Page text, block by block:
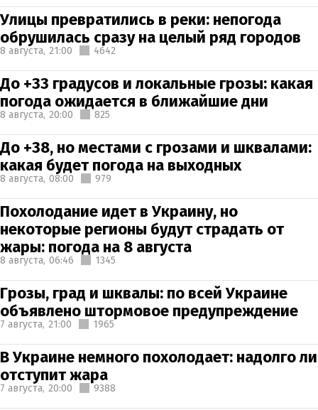
Улицы превратились в реки: непогода
обрушилась сразу на целый ряд городов
8 августа, 21:00 4642
До +33 градусов и локальные грозы: какая
погода ожидается в ближайшие дни
8 августа, 20:00 825
До +38, но местами с грозами и шквалами:
какая будет погода на выходных
8 августа, 08:00 979
Похолодание идет в Украину, но
некоторые регионы будут страдать от
жары: погода на 8 августа
8 августа, 06:46 1345
Грозы, град и шквалы: по всей Украине
объявлено штормовое предупреждение
7 августа, 21:00 1965
В Украине немного похолодает: надолго ли
отступит жара
7 августа, 20:00 9388